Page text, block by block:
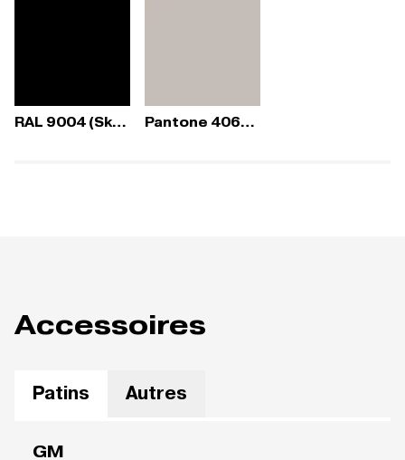
RAL 9004 (Sky Fresh) Pantone 406C (Sky Fresh)
Accessoires
Patins Autres
GM